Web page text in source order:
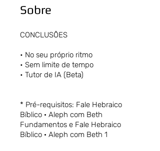
Sobre
CONCLUSÕES
• No seu próprio ritmo
• Sem limite de tempo
• Tutor de IA (Beta)
* Pré-requisitos: Fale Hebraico
Bíblico · Aleph com Beth
Fundamentos e Fale Hebraico
Bíblico · Aleph com Beth 1